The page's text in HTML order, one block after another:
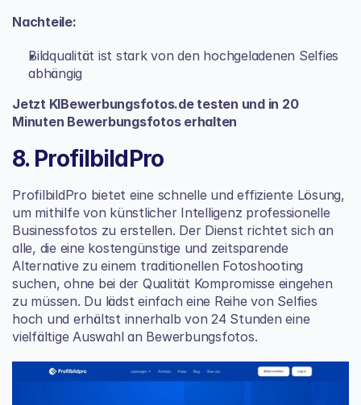
Nachteile:
Bildqualität ist stark von den hochgeladenen Selfies
abhängig
Jetzt KIBewerbungsfotos.de testen und in 20
Minuten Bewerbungsfotos erhalten
8. ProfilbildPro
ProfilbildPro bietet eine schnelle und effiziente Lösung,
um mithilfe von künstlicher Intelligenz professionelle
Businessfotos zu erstellen. Der Dienst richtet sich an
alle, die eine kostengünstige und zeitsparende
Alternative zu einem traditionellen Fotoshooting
suchen, ohne bei der Qualität Kompromisse eingehen
zu müssen. Du lädst einfach eine Reihe von Selfies
hoch und erhältst innerhalb von 24 Stunden eine
vielfältige Auswahl an Bewerbungsfotos.